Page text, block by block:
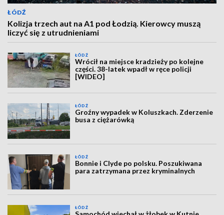
ŁÓDŹ
Kolizja trzech aut na A1 pod Łodzią. Kierowcy muszą
liczyć się z utrudnieniami
ŁÓDŹ
Wrócił na miejsce kradzieży po kolejne
części. 38-latek wpadł w ręce policji
[WIDEO]
ŁÓDŹ
Groźny wypadek w Koluszkach. Zderzenie
busa z ciężarówką
ŁÓDŹ
Bonnie i Clyde po polsku. Poszukiwana
para zatrzymana przez kryminalnych
ŁÓDŹ